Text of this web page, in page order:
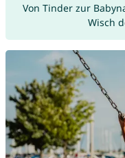
Von Tinder zur
Wisch